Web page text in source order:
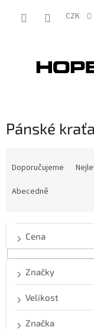
CZK
Pánské
o
Doporučujeme
Abecedně
Cena
Značky
Velikost
Značka